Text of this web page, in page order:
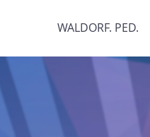
WALDORF. PED.